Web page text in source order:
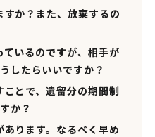
か？また、放棄するの
いるのですが、相手が
したらいいですか？
とで、遺留分の期間制
か？
ります。なるべく早め